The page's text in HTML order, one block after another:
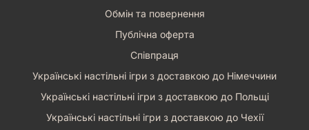
Обмін та повернення
Публічна оферта
Співпраця
Українські настільні ігри з доставкою до Німеччини
Українські настільні ігри з доставкою до Польщі
Українські настільні ігри з доставкою до Чехії